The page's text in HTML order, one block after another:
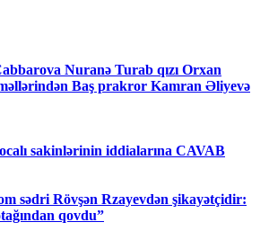
Nuranə Turab qızı Orxan
Baş prakror Kamran Əliyevə
sakinlərinin iddialarına CAVAB
sədri Rövşən Rzayevdən şikayətçidir:
qovdu”